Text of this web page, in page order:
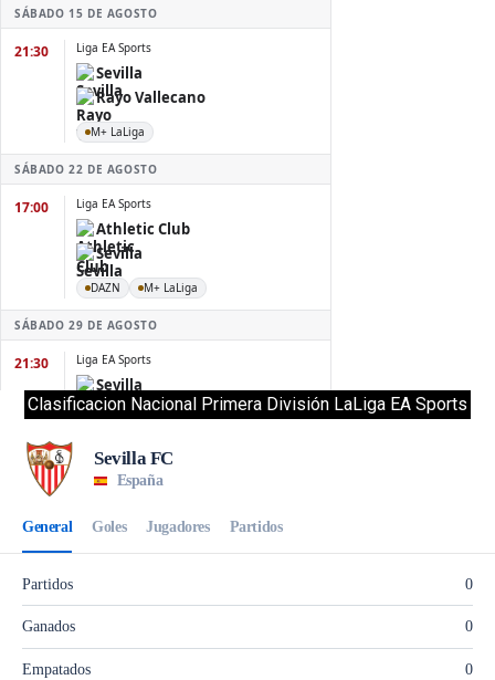
Clasificacion Nacional Primera División LaLiga EA Sports